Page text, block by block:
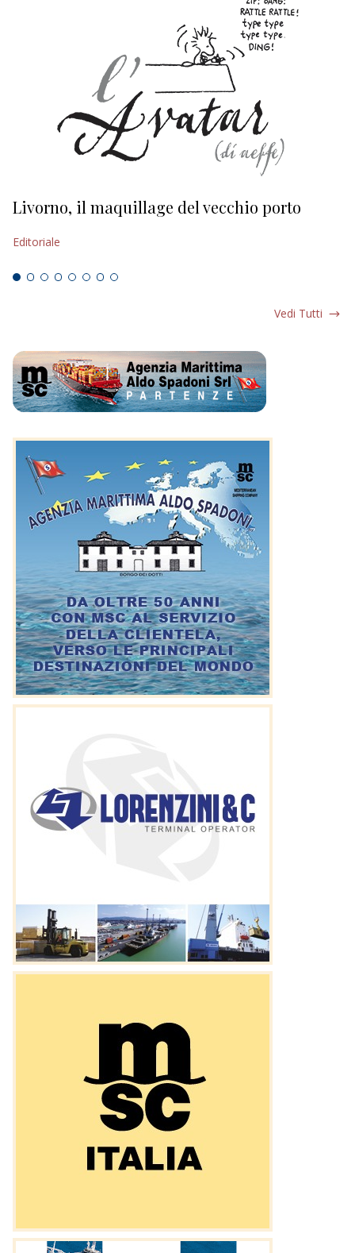
Livorno, il maquillage del vecchio porto
Editoriale
Vedi Tutti